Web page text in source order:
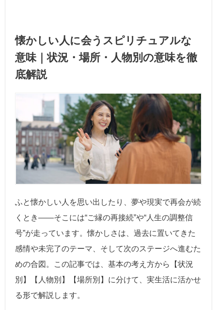
懐かしい人に会うスピリチュアルな
意味｜状況・場所・人物別の意味を徹
底解説
ふと懐かしい人を思い出したり、夢や現実で再会が続
くとき——そこには“ご縁の再接続”や“人生の調整信
号”が走っています。懐かしさは、過去に置いてきた
感情や未完了のテーマ、そして次のステージへ進むた
めの合図。この記事では、基本の考え方から【状況
別】【人物別】【場所別】に分けて、実生活に活かせ
る形で解説します。